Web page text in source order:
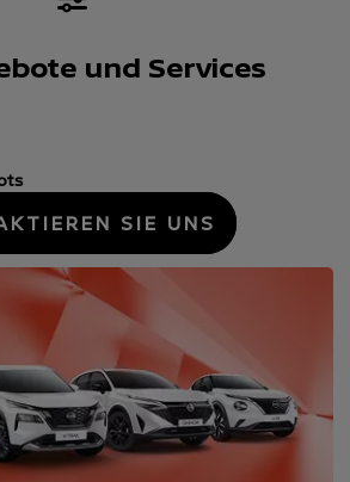
und Services
SIE UNS